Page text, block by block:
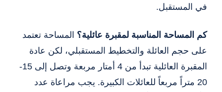
في المستقبل.
كم المساحة المناسبة لمقبرة عائلية؟ المساحة تعتمد
على حجم العائلة والتخطيط المستقبلي، لكن عادة
المقبرة العائلية تبدأ من 4 أمتار مربعة وتصل إلى 15-
20 متراً مربعاً للعائلات الكبيرة. يجب مراعاة عدد